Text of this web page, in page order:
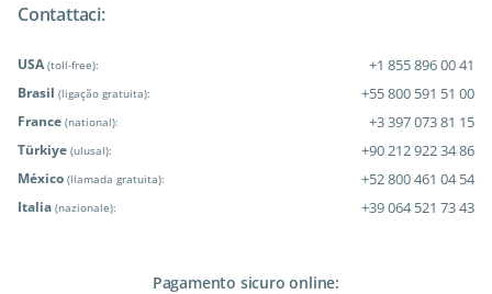
Contattaci:
USA (toll-free): +1 855 896 00 41
Brasil (ligação gratuita): +55 800 591 51 00
France (national): +3 397 073 81 15
Türkiye (ulusal): +90 212 922 34 86
México (llamada gratuita): +52 800 461 04 54
Italia (nazionale): +39 064 521 73 43
Pagamento sicuro online: